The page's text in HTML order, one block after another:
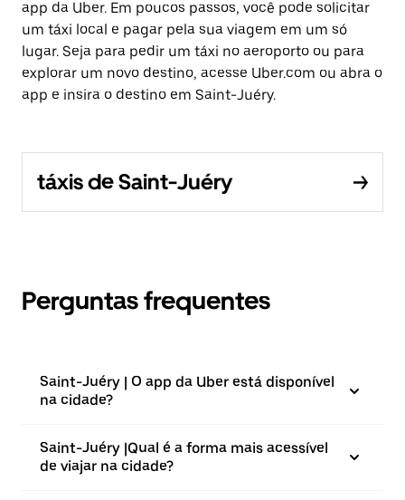
app da Uber. Em poucos passos, você pode solicitar
um táxi local e pagar pela sua viagem em um só
lugar. Seja para pedir um táxi no aeroporto ou para
explorar um novo destino, acesse Uber.com ou abra o
app e insira o destino em Saint-Juéry.
táxis de Saint-Juéry
Perguntas frequentes
Saint-Juéry | O app da Uber está disponível
na cidade?
Saint-Juéry |⁠Qual é a forma mais acessível
de viajar na cidade?